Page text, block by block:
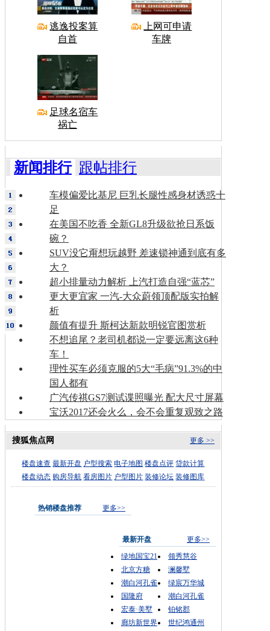
逃逸投案算
自首
上网可申请
车牌
足球名宿车
祸亡
新闻排行 跟帖排行
车模偏爱比基尼 巨乳长腿性感身材诱惑十
足
在美国不吃香 全新GL8升级欲抢日系饭
碗？
SUV没它甭想玩越野 差速锁神通到底有多
大？
超小排量动力解析 上汽打造自强“蓝芯”
更大更宜家 一汽-大众蔚领顶配版实拍解
析
颜值有提升 斯柯达新款明锐官图赏析
不想追尾？老司机都说一定要远离这6种
车！
理性买车必须克服的5大“毛病”91.3%的中
国人都有
广汽传祺GS7测试谍照曝光 配大尺寸屏幕
宝沃2017还会火么，会不会重复观致之路
更多 >>
搜狐焦点网
楼盘速查 最新开盘 户型搜索 电子地图 楼盘点评 贷款计算
楼盘动态 购房导航 看房图片 户型图片 装修论坛 装修图库
热销楼盘推荐 更多>>
最新开盘
更多>>
绿地国宝21
领秀慧谷
北京方糖
澜馨墅
潮白河孔雀
绿宸万华城
国隆府
潮白河孔雀
宏泰·美墅
铂铭郡
廊坊新世界
世纪鸿通州